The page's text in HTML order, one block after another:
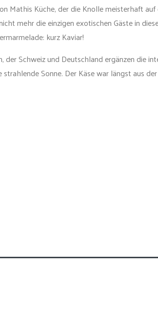
Mathis Küche, der die Knolle meisterhaft
mehr die einzigen exotischen Gäste in
kurz Kaviar!
der Schweiz und Deutschland ergänzen
Sonne. Der Käse war längst aus